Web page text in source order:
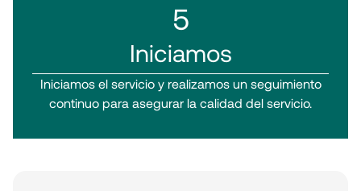
5
Iniciamos
Iniciamos el servicio y realizamos un seguimiento
continuo para asegurar la calidad del servicio.